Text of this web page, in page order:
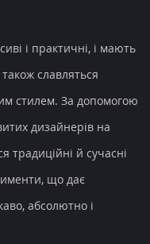
і практичні, і мають
також славляться
стилем. За допомогою
дизайнерів на
традиційні й сучасні
що дає
абсолютно і